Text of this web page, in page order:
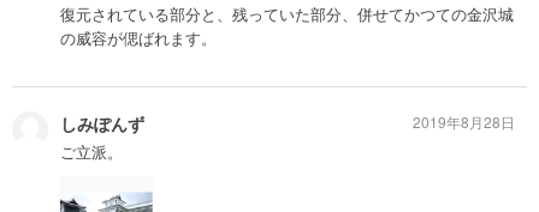
復元されている部分と、残っていた部分、併せてかつての金沢城
の威容が偲ばれます。
しみぽんず
ご立派。
2019年8月28日